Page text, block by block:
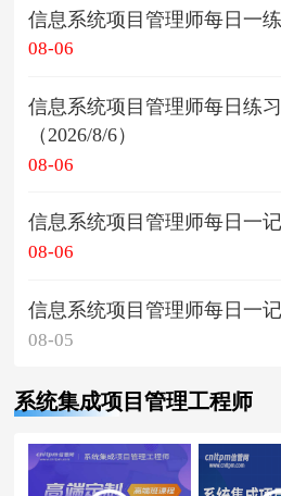
信息系统项目管理师每日一练
08-06
信息系统项目管理师每日练
（2026/8/6）
08-06
信息系统项目管理师每日一记
08-06
信息系统项目管理师每日一记
08-05
系统集成项目管理工程师